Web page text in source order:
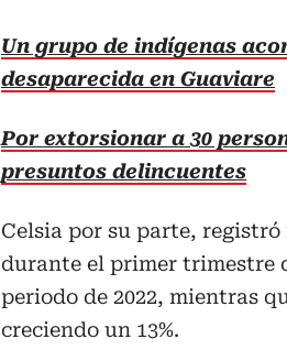
Un grupo de indígenas
desaparecida en Guaviare
Por extorsionar a 30
presuntos delincuentes
Celsia por su parte,
durante el primer trimestre
periodo de 2022, mientras
creciendo un 13%.